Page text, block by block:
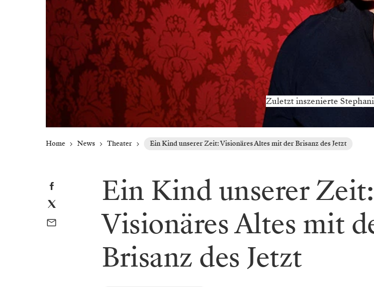
Zuletzt inszenierte
Home News Theater Ein Kind unserer Zeit: Visionäres Altes mit der Brisanz des Jetzt
Ein Kind unserer Zeit:
Visionäres Altes mit
Brisanz des Jetzt